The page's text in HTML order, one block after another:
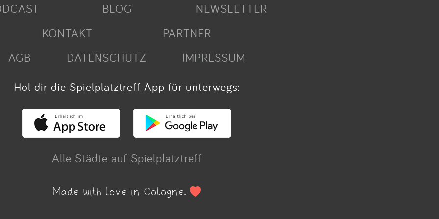
BLOG
NEWSLETTER
KONTAKT
PARTNER
AGB
DATENSCHUTZ
IMPRESSUM
Hol dir die Spielplatztreff App für unterwegs:
Alle Städte auf Spielplatztreff
Made with love in Cologne.